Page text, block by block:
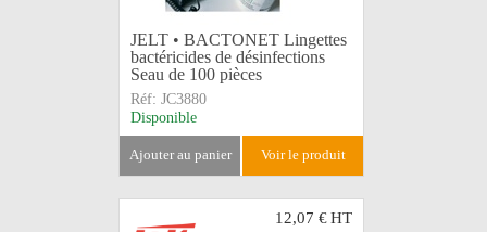
JELT • BACTONET Lingettes
bactéricides de désinfections
Seau de 100 pièces
Réf: JC3880
Disponible
ajouter au panier voir le produit
12,07 €HT